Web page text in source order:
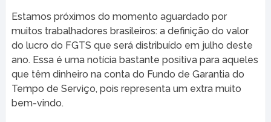
Estamos próximos do momento aguardado por
muitos trabalhadores brasileiros: a definição do valor
do lucro do FGTS que será distribuído em julho deste
ano. Essa é uma notícia bastante positiva para aqueles
que têm dinheiro na conta do Fundo de Garantia do
Tempo de Serviço, pois representa um extra muito
bem-vindo.